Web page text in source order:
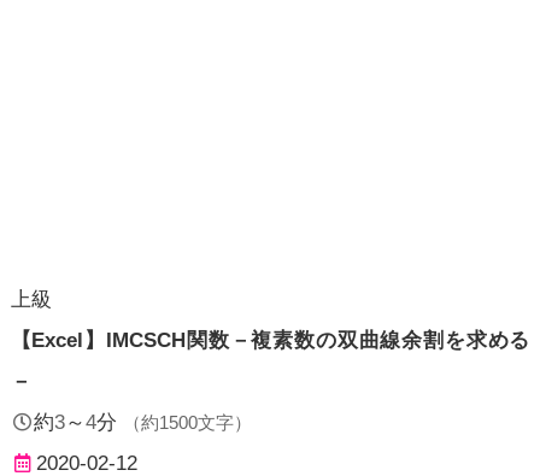
上級
【Excel】IMCSCH関数－複素数の双曲線余割を求める
－
約3～4分 （約1500文字）
2020-02-12